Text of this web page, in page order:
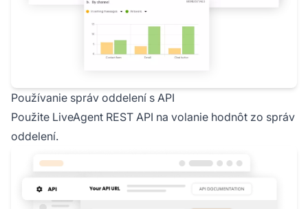
Používanie správ oddelení s API
Použite LiveAgent REST API na volanie hodnôt zo správ
oddelení.